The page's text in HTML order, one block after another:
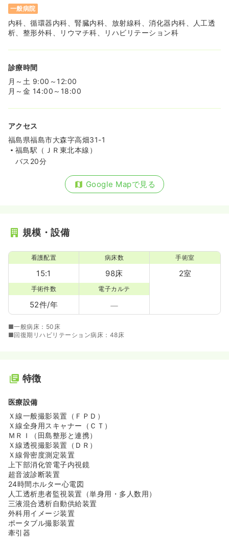
一般病院
内科、循環器内科、腎臓内科、放射線科、消化器内科、人工透
析、整形外科、リウマチ科、リハビリテーション科
診療時間
月～土 9:00～12:00
月～金 14:00～18:00
アクセス
福島県福島市大森字高畑31-1
福島駅（ＪＲ東北本線）
バス20分
Google Mapで見る
規模・設備
看護配置
15:1
病床数
98床
手術室
2室
手術件数
52件/年
電子カルテ
■一般病床：50床
■回復期リハビリテーション病床：48床
特徴
医療設備
Ｘ線一般撮影装置（ＦＰＤ）
Ｘ線全身用スキャナー（ＣＴ）
ＭＲＩ（田島整形と連携）
Ｘ線透視撮影装置（ＤＲ）
Ｘ線骨密度測定装置
上下部消化管電子内視鏡
超音波診断装置
24時間ホルター心電図
人工透析患者監視装置（単身用・多人数用）
三液混合透析自動供給装置
外科用イメージ装置
ポータブル撮影装置
牽引器